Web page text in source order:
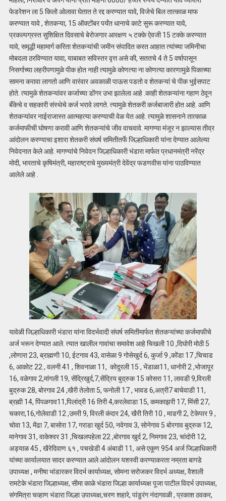
फेडरेशन ला 5 किलो ओलावा घेतात ते रद्द करण्यात यावे, विजेचे बिल तात्काळ माफ
करण्यात यावे , शेतकऱ्या, 15 ऑक्टोंबर पर्यंत धानाचे काटे सुरू करण्यात यावे,
प्रकल्पग्रस्त सुशिक्षित दिवसाचे बेरोजगार आरक्षण ५ टक्के ऐवजी 15 टक्के करण्यात
यावे, समृद्धी महामार्ग करिता शेतकऱ्यांची जमीन संपादित करत आहात त्यांच्या जमिनीचा
मोबदला ठरविण्यात यावा, याबाबत सविस्तर वृत्त असे की, सततचे 4 ते 5 वर्षापासून
निसर्गाच्या लहरीपणामुळे पीक होत नाही त्यामुळे कोणत्या ना कोणत्या कारणामुळे पिकाच्या
सामना करावा लागतो आणि वारंवार अवकाळी पाऊस पडतो व शेतकऱ्यां चे पीक भुईसपाट
होते. त्यामुळे शेतकऱ्यांवर कर्जाच्या डोंगर उभा झालेला आहे .काही शेतकऱ्यांना गहाण ठेवून
बँकेचे व सहकारी संस्थेचे कर्ज भरावे लागते. त्यामुळे शेतकरी कर्जबाजारी होत आहे. आणि
शेतकऱ्यांवर नाईराजास्त आत्महत्या करण्याची वेळ येत आहे. त्यामुळे शासनाने तात्काळ
कर्जमाफीची घोषणा करावी आणि शेतकऱ्यांचे जीव वाचवावे. मागण्या मंजूर न झाल्यास तीव्र
आंदोलन करण्याचा इशारा शेतकरी संघर्ष समितीतर्फे जिल्हाधिकारी यांना देण्यात आलेल्या
निवेदनात केले आहे. मागण्यांचे निवेदन जिल्हाधिकारी भंडारा मार्फत प्रधानमंत्री नरेंद्र
मोदी, भारताचे कृषिमंत्री, महाराष्ट्राचे मुख्यमंत्री देवेंद्र फडणवीस यांना पाठविण्यात
आलेले आहे .
यावेळी जिल्हाधिकारी भंडारा यांना विदर्भवादी संघर्ष समितीमार्फत शेतकऱ्यांच्या कर्जमाफीचे
अर्ज भरून देण्यात आले. त्यात खालील गावांचा समावेश आहे चिखली 10 ,दिघोरी मोठी 5
,लोणारा 23, ब्राह्मणी 10, ईटगाव 43, वासेळा 9 गोसेखुर्द 6, कुर्जा 9 ,कोंडा 17 ,चिचाड
6, आकोट 22 , वलनी 41 , शिवनाळा 11, कोदुरली 15 , भेंडाळा11, धानोरी 2 ,भोजापूर
16, वळेगाव 2,मांगली 19, सेंद्रिखुर्द,7,सेंद्रिय बुद्रुक 15 कोसरा 11, लावडी 9,विरली
बुद्रुक 28, बोरगाव 24 ,खैरी तेलोता 5, फनोली 17 , भावड 6,अत्री7 बाचेवाडी 11,
ब्रह्मी 14, पिंपळगाव11,पिलांद्री 16 तिरी 4,करलेवाडा 15, कमकाझरी 17, मिंसी 27,
चकारा,16,गोलेवाडी 12 ,उमरी 9, विरली कंदार 24, खैरी तिरी 10 , माडगी 2, टेकेपार 9 ,
चोवा 13, मेंढा 7, बासोरा 17, गराडा खुर्द 50, नवेगाव 3, सोनेगाव 5 बोरगाव बुद्रुक 12,
मानेगाव 31, वाकेश्वर 31 ,चिखलपहेला 22 ,बोरगाव खुर्द 2, निमगाव 23, चांदोरी 12,
अड्याळ 45 , खैरेदिवाण ६१ , पचखेडी 4 अंबाडी 11, असे एकूण 954 अर्ज जिल्हाधिकारी
यांच्या कार्यालयात सादर करण्यात आले.आंदोलन यशस्वी करण्याकरता नम्रता बागडे
उपाध्यक्ष , मनीषा भांडारकर विदर्भ कार्याध्यक्ष, सोमना सरोजकर विदर्भ अध्यक्ष, वैशाली
रामटेके भंडारा जिल्हाध्यक्ष, सीमा काळे भंडारा जिल्हा कार्याध्यक्ष पूजा पाटील विदर्भ उपाध्यक्ष,
संगमित्रा चव्हाण भंडारा जिल्हा उपाध्यक्ष,चरण शहारे, पांडुरंग नंदागवळी , प्रकाश ठवकर,